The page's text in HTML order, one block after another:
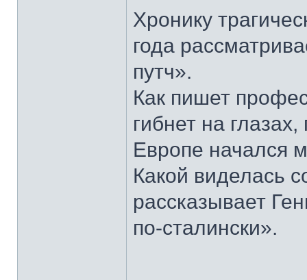
Хронику
года
путч».
Как пишет
гибнет на
Европе начался
Какой виделась
рассказывает
по-сталински».